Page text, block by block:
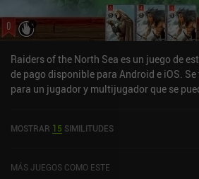
y 9,99 $ que complementan el juego
facciones y opciones de IA. En general,
estrategia con horas de entretenimiento
género.
Raiders of the North Sea es un juego de
de pago disponible para Android e iOS.
para un jugador y multijugador que se
valoración de 4,6 sobre 5,0 en Google Play
MOSTRAR 15 SIMILITUDES
MÁS JUEGOS COMO ESTE